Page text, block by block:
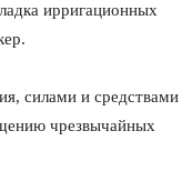
ирригационных
силами и средствами
чрезвычайных